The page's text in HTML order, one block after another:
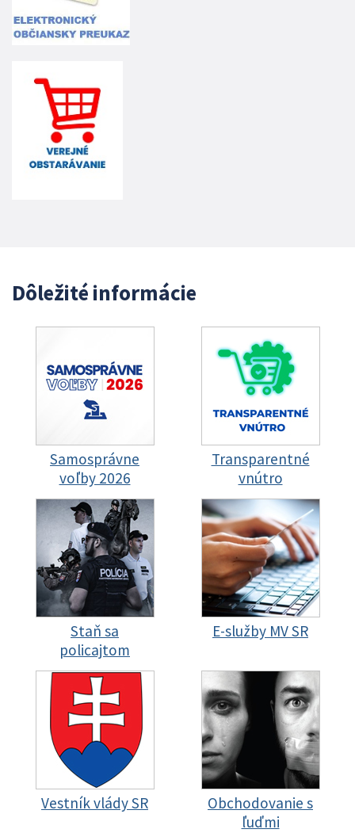
Dôležité informácie
Samosprávne
voľby 2026
Transparentné
vnútro
Staň sa
policajtom
E-služby MV SR
Vestník vlády SR
Obchodovanie s
ľuďmi